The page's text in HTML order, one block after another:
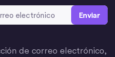
de correo electrónico,